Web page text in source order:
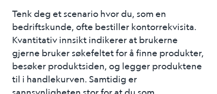
Tenk deg et scenario hvor du, som en
bedriftskunde, ofte bestiller kontorrekvisita.
Kvantitativ innsikt indikerer at brukerne
gjerne bruker søkefeltet for å finne produkter,
besøker produktsiden, og legger produktene
til i handlekurven. Samtidig er